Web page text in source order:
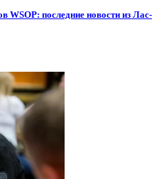
WSOP: последние новости из Лас-